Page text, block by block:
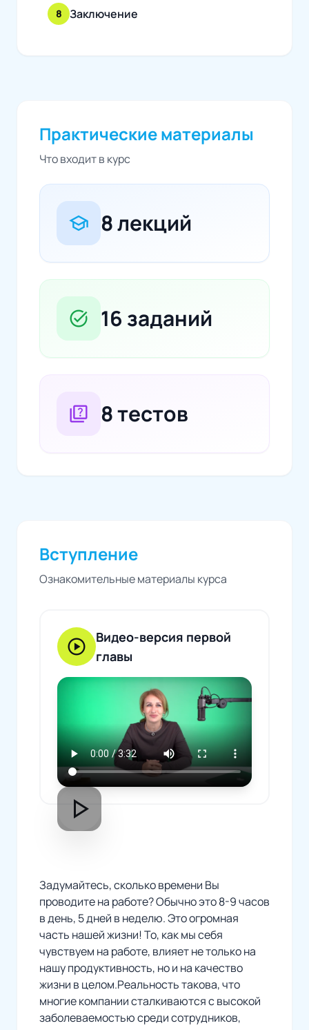
8 Заключение
Практические материалы
Что входит в курс
school 8 лекций
task_alt 16 заданий
quiz 8 тестов
Вступление
Ознакомительные материалы курса
play_circle
Видео-версия первой
главы
play_arrow
Задумайтесь, сколько времени Вы
проводите на работе? Обычно это 8-9 часов
в день, 5 дней в неделю. Это огромная
часть нашей жизни! То, как мы себя
чувствуем на работе, влияет не только на
нашу продуктивность, но и на качество
жизни в целом.Реальность такова, что
многие компании сталкиваются с высокой
заболеваемостью среди сотрудников,